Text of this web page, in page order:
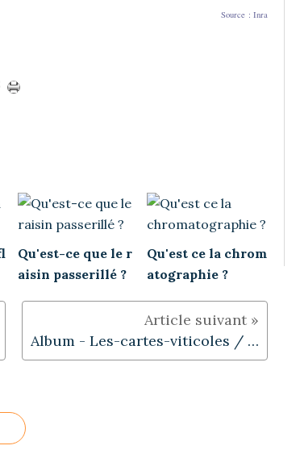
Source : Inra
Qu'est-ce que le r
aisin passerillé ?
Qu'est ce la chrom
atographie ?
Album - Les-cartes-viticoles / Cartes des vignobles de France